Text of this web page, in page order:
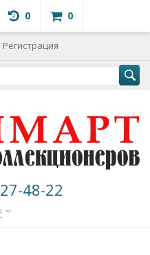
0 0
Регистрация
48-22